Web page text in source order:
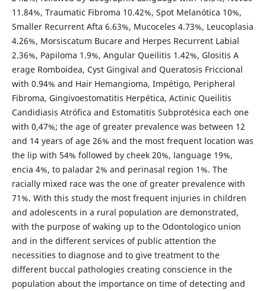
11.84%, Traumatic Fibroma 10.42%, Spot Melanótica 10%,
Smaller Recurrent Afta 6.63%, Mucoceles 4.73%, Leucoplasia
4.26%, Morsiscatum Bucare and Herpes Recurrent Labial
2.36%, Papiloma 1.9%, Angular Queilitis 1.42%, Glositis A
erage Romboidea, Cyst Gingival and Queratosis Friccional
with 0.94% and Hair Hemangioma, Impétigo, Peripheral
Fibroma, Gingivoestomatitis Herpética, Actinic Queilitis
Candidiasis Atrófica and Estomatitis Subprotésica each one
with 0,47%; the age of greater prevalence was between 12
and 14 years of age 26% and the most frequent location was
the lip with 54% followed by cheek 20%, language 19%,
encia 4%, to paladar 2% and perinasal region 1%. The
racially mixed race was the one of greater prevalence with
71%. With this study the most frequent injuries in children
and adolescents in a rural population are demonstrated,
with the purpose of waking up to the Odontologico union
and in the different services of public attention the
necessities to diagnose and to give treatment to the
different buccal pathologies creating conscience in the
population about the importance on time of detecting and